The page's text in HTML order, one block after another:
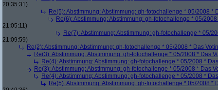
20:35:31)
Re(5): Abstimmung: Abstimmung: gh-fotochallenge * 05/2008 *
Re(6): Abstimmung: Abstimmung: gh-fotochallenge * 05/
21:05:11)
Re(7): Abstimmung: Abstimmung: gh-fotochallenge * 05/
21:09:59)
Re(2): Abstimmung: Abstimmung: gh-fotochallenge * 05/2008 * Das
Re(3): Abstimmung: Abstimmung: gh-fotochallenge * 05/2008 * Das
Re(4): Abstimmung: Abstimmung: gh-fotochallenge * 05/2008 *
Re(3): Abstimmung: Abstimmung: gh-fotochallenge * 05/2008 * Das
Re(4): Abstimmung: Abstimmung: gh-fotochallenge * 05/2008 *
Re(5): Abstimmung: Abstimmung: gh-fotochallenge * 05/2008 *